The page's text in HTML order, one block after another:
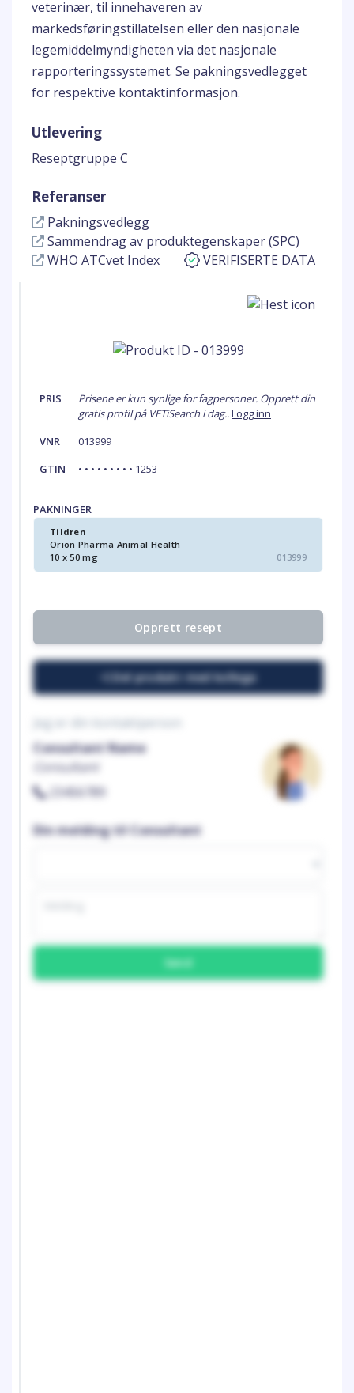
veterinær, til innehaveren av
markedsføringstillatelsen eller den nasjonale
legemiddelmyndigheten via det nasjonale
rapporteringssystemet. Se pakningsvedlegget
for respektive kontaktinformasjon.
Utlevering
Reseptgruppe C
Referanser
Pakningsvedlegg
Sammendrag av produktegenskaper (SPC)
WHO ATCvet Index
VERIFISERTE DATA
PRIS
Prisene er kun synlige for fagpersoner. Opprett din
gratis profil på VETiSearch i dag..Logg inn
VNR
013999
GTIN
• • • • • • • • • 1253
PAKNINGER
Tildren
Orion Pharma Animal Health
10 x 50 mg
013999
Opprett resept
Del produkt med kollega
Jeg er din kontaktperson
Consultant Name
Consultant
23456789
Din melding til Consultant
Send